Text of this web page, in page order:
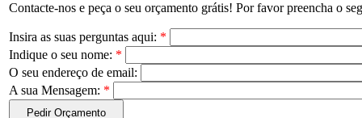
Contacte-nos e peça o seu orçamento grátis! Por favor preencha o
Insira as suas perguntas aqui: *
Indique o seu nome: *
O seu endereço de email:
A sua Mensagem: *